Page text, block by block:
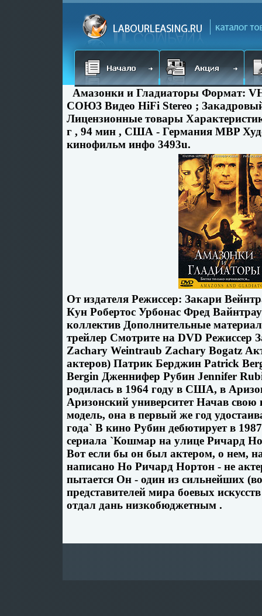
Амазонки и Гладиаторы Формат:
СОЮЗ Видео HiFi Stereo ;
Лицензионные товары
г , 94 мин , США - Германия MBP
кинофильм инфо 3493u.
От издателя Режиссер: Закари
Кун Робертос Урбонас Фред
коллектив Дополнительные
трейлер Смотрите на DVD Режиссер
Zachary Weintraub Zachary Bogatz
актеров) Патрик Берджин Patrick
Bergin Дженнифер Рубин Jennifer
родилась в 1964 году в США, в
Аризонский университет Начав
модель, она в первый же год
года` В кино Рубин дебютирует в 1987
сериала `Кошмар на улице Ричард
Вот если бы он был актером, о нем,
написано Но Ричард Нортон - не
пытается Он - один из сильнейших
представителей мира боевых
отдал дань низкобюджетным .